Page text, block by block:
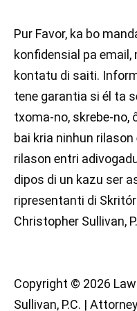
Pur Favor, ka bo
konfidensial pa
kontatu di saiti.
tene garantia si él ta
txoma-no, skrebe-no,
bai kria ninhun
rilason entri
dipos di un kazu ser
ripresentanti di
Christopher Sullivan,
Copyright © 2026
Sullivan, P.C. |